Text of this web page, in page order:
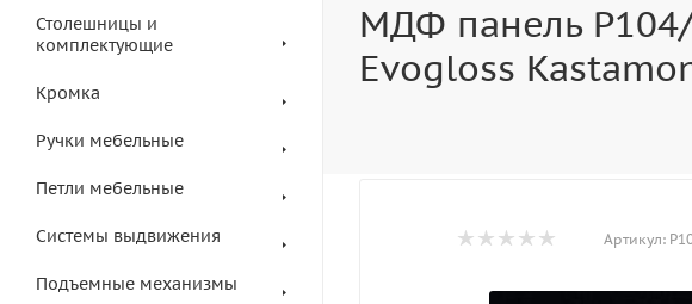
Столешницы и
комплектующие
Кромка
Ручки мебельные
Петли мебельные
Системы выдвижения
Подъемные механизмы
МДФ панель
Evogloss
Артикул: